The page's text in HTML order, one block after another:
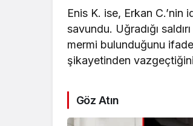
Enis K. ise, Erkan C.’nin
savundu. Uğradığı
mermi bulunduğunu
şikayetinden
Göz Atın